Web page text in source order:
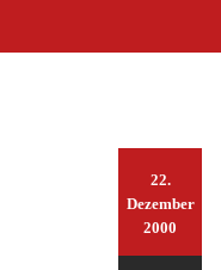
22.
Dezember
2000